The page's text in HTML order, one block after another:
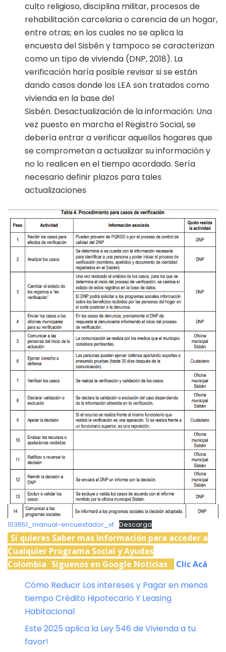
culto religioso, disciplina militar, procesos de
rehabilitación carcelaria o carencia de un hogar,
entre otras; en los cuales no se aplica la
encuesta del Sisbén y tampoco se caracterizan
como un tipo de vivienda (DNP, 2018). La
verificación haría posible revisar si se están
dando casos donde los LEA son tratados como
vivienda en la base del
Sisbén. Desactualización de la información: Una
vez puesto en marcha el Registro Social, se
debería entrar a verificar aquellos hogares que
se comprometan a actualizar su información y
no lo realicen en el tiempo acordado. Sería
necesario definir plazos para tales
actualizaciones
103651_manual-encuestador_vf Descarga
Si quieres Saber mas Información para acceder a
Cualquier Programa Social y Ayudas
Colombia Siguenos en Google Noticias Clic Acá
Cómo Reducir Los intereses y Pagar en menos
tiempo Crédito Hipotecario Y Leasing
Habitacional
Este 2025 aplica la Ley 546 de Vivienda a tu
favor!